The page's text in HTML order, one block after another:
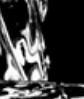
notre métier,
fan de distillation,
distiller nos
du champ à la
et de la bonne
suscite un
trouvé 250
attendent 2020